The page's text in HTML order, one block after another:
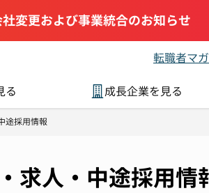
社変更および事業統合のお知らせ
転職者マ
る 成長企業を見る
途採用情報
求人・中途採用情